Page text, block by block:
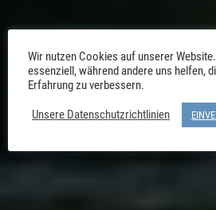
Wir nutzen Cookies auf unserer
essenziell, während andere uns helfen,
Erfahrung zu verbessern.
Unsere Datenschutzrichtlinien